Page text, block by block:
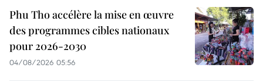
Phu Tho accélère la mise en œuvre
des programmes cibles nationaux
pour 2026-2030
04/08/2026 05:56